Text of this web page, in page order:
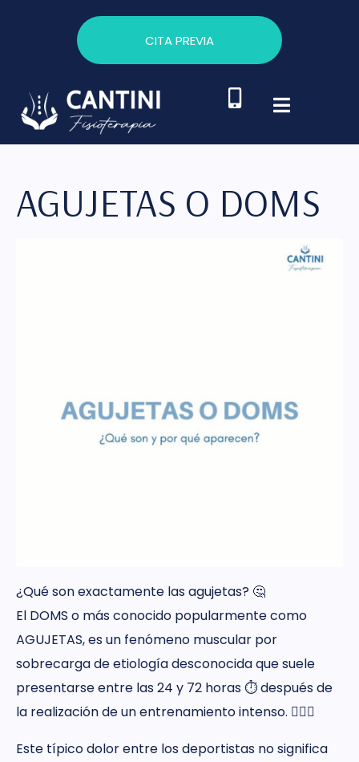
CITA PREVIA
AGUJETAS O DOMS
¿Qué son exactamente las agujetas? 🤔
El DOMS o más conocido popularmente como
AGUJETAS, es un fenómeno muscular por
sobrecarga de etiología desconocida que suele
presentarse entre las 24 y 72 horas ⏱️ después de
la realización de un entrenamiento intenso. 🏋🏽‍♂️
Este típico dolor entre los deportistas no significa